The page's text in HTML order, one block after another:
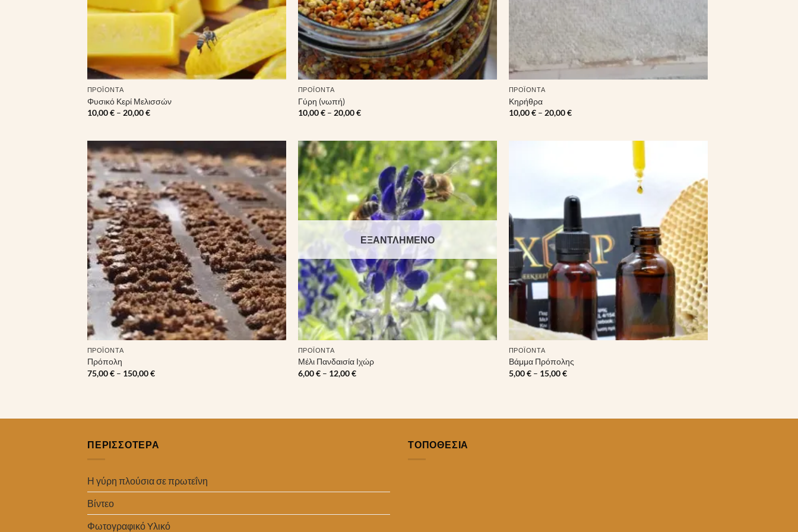
ΠΡΟΪΌΝΤΑ
Φυσικό Κερί Μελισσών
10,00€ – 20,00€Price
ΠΡΟΪΌΝΤΑ
Γύρη (νωπή)
10,00€ – 20,00€Price
20,00 €
ΠΡΟΪΌΝΤΑ
Κηρήθρα
10,00€ – 20,00€Price
Πρόσθήκη
στην λίστα
επιθυμιών
ΠΡΟΪΌΝΤΑ
Πρόπολη
75,00€ – 150,00€Price
Πρόσθήκη
στην λίστα
επιθυμιών
ΕΞΑΝΤΛΗΜΈΝΟ
ΠΡΟΪΌΝΤΑ
Μέλι Πανδαισία Ιχώρ
6,00€ – 12,00€Price
στην λίστα
επιθυμιών
ΠΡΟΪΌΝΤΑ
Βάμμα Πρόπολης
5,00€ – 15,00€Price
ΠΕΡΙΣΣΟΤΕΡΑ
Η γύρη πλούσια σε πρωτεΐνη
Βίντεο
Φωτογραφικό Yλικό
ΤΟΠΟΘΕΣΙΑ